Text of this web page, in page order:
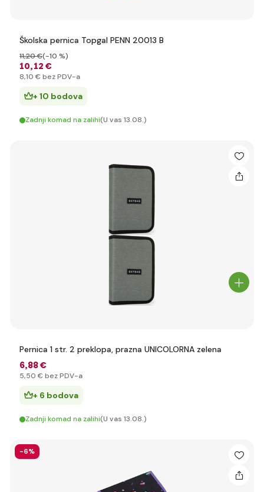
Školska pernica Topgal PENN 20013 B
10,12 €
11,20 €(-10 %)
8,10 € bez PDV-a
+ 10 bodova
Zadnji komad na zalihi(U vas 13.08.)
Pernica 1 str. 2 preklopa, prazna UNICOLORNA zelena
6,88 €
5,50 € bez PDV-a
+ 6 bodova
Zadnji komad na zalihi(U vas 13.08.)
-6%